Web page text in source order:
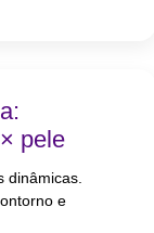
pele
e